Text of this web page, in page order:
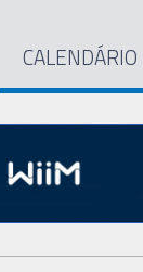
CALENDÁRIO